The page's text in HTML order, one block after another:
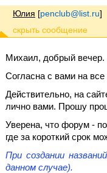
Юлия [penclub@list.ru]
Михаил, добрый вечер.
Согласна с вами на все
Действительно, на
лично вами. Прошу
Уверена, что форум -
где за короткий срок
При создании
данном случае).